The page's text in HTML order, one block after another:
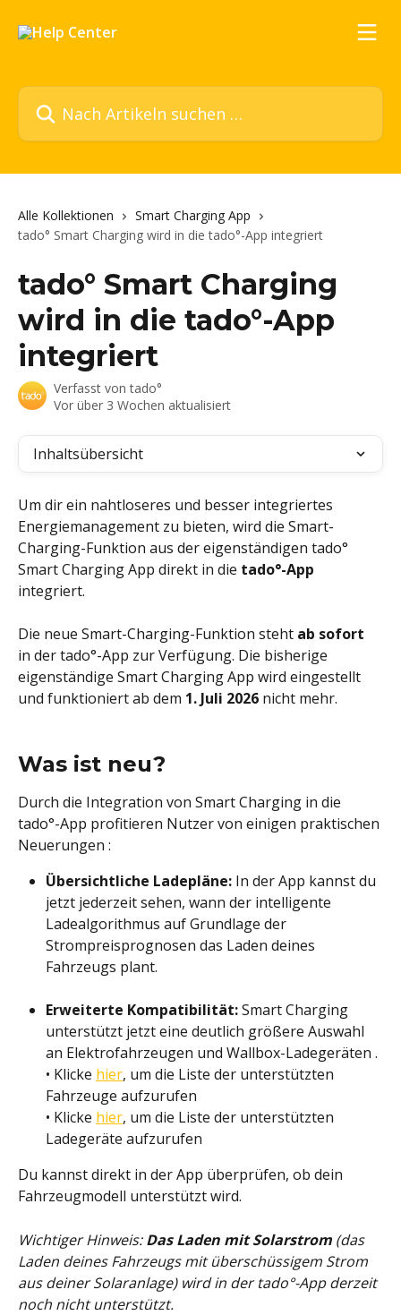
Nach Artikeln suchen …
Alle Kollektionen
Smart Charging App
tado° Smart Charging wird in die tado°-App integriert
tado° Smart Charging
wird in die tado°-App
integriert
Verfasst vontado°
Vor über 3 Wochen aktualisiert
Inhaltsübersicht
Um dir ein nahtloseres und besser integriertes
Energiemanagement zu bieten, wird die Smart-
Charging-Funktion aus der eigenständigen tado°
Smart Charging App direkt in die tado°-App
integriert.
Die neue Smart-Charging-Funktion steht ab sofort
in der tado°-App zur Verfügung. Die bisherige
eigenständige Smart Charging App wird eingestellt
und funktioniert ab dem 1. Juli 2026 nicht mehr.
Was ist neu?
Durch die Integration von Smart Charging in die
tado°-App profitieren Nutzer von einigen praktischen
Neuerungen :
Übersichtliche Ladepläne: In der App kannst du
jetzt jederzeit sehen, wann der intelligente
Ladealgorithmus auf Grundlage der
Strompreisprognosen das Laden deines
Fahrzeugs plant.
Erweiterte Kompatibilität: Smart Charging
unterstützt jetzt eine deutlich größere Auswahl
an Elektrofahrzeugen und Wallbox-Ladegeräten .
• Klicke hier, um die Liste der unterstützten
Fahrzeuge aufzurufen
• Klicke hier, um die Liste der unterstützten
Ladegeräte aufzurufen
Du kannst direkt in der App überprüfen, ob dein
Fahrzeugmodell unterstützt wird.
Wichtiger Hinweis: Das Laden mit Solarstrom (das
Laden deines Fahrzeugs mit überschüssigem Strom
aus deiner Solaranlage) wird in der tado°-App derzeit
noch nicht unterstützt.